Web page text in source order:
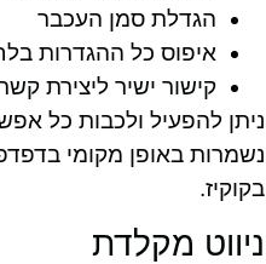
הגדלת סמן העכבר
איפוס כל ההגדרות
קישור ישיר ליצירת
ניתן להפעיל ולכבות כל
נשמרות באופן מקומי
בקוקיז.
ניווט מקלדת